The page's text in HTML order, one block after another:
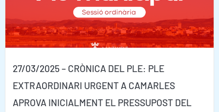
27/03/2025 – CRÒNICA DEL PLE: PLE
EXTRAORDINARI URGENT A CAMARLES
APROVA INICIALMENT EL PRESSUPOST DEL